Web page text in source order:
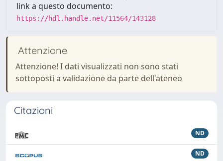
link a questo documento:
https://hdl.handle.net/11564/143128
Attenzione
Attenzione! I dati visualizzati non sono stati
sottoposti a validazione da parte dell'ateneo
Citazioni
ND
ND